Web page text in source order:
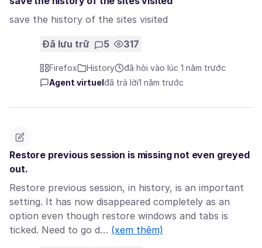
save the history of the sites visited
Đã lưu trữ 5 317
Firefox History
đã hỏi vào lúc 1 năm trước
Agent virtuel đã trả lời1 năm trước
Restore previous session is missing not even greyed
out.
Restore previous session, in history, is an important
setting. It has now disappeared completely as an
option even though restore windows and tabs is
ticked. Need to go d… (xem thêm)